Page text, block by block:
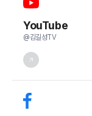
YouTube
@김길성TV